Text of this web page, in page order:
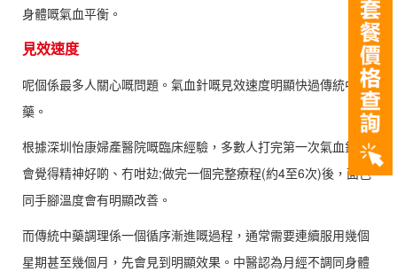
身體嘅氣血平衡。
見效速度
呢個係最多人關心嘅問題。氣血針嘅見效速度明顯快過傳統中
藥。
根據深圳怡康婦產醫院嘅臨床經驗，多數人打完第一次氣血針就
會覺得精神好啲、冇咁攰;做完一個完整療程(約4至6次)後，面色
同手腳溫度會有明顯改善。
而傳統中藥調理係一個循序漸進嘅過程，通常需要連續服用幾個
星期甚至幾個月，先會見到明顯效果。中醫認為月經不調同身體